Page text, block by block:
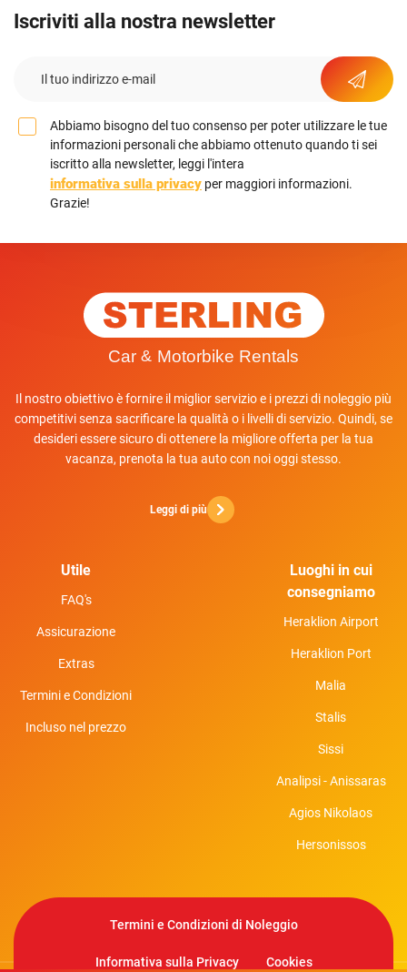
Iscriviti alla nostra newsletter
Abbiamo bisogno del tuo consenso per poter utilizzare le tue
informazioni personali che abbiamo ottenuto quando ti sei
iscritto alla newsletter, leggi l'intera
informativa sulla privacy per maggiori informazioni.
Grazie!
Il nostro obiettivo è fornire il miglior servizio e i prezzi di noleggio più
competitivi senza sacrificare la qualità o i livelli di servizio. Quindi, se
desideri essere sicuro di ottenere la migliore offerta per la tua
vacanza, prenota la tua auto con noi oggi stesso.
Leggi di più
Utile
FAQ's
Assicurazione
Extras
Termini e Condizioni
Incluso nel prezzo
Luoghi in cui
consegniamo
Heraklion Airport
Heraklion Port
Malia
Stalis
Sissi
Analipsi - Anissaras
Agios Nikolaos
Hersonissos
Termini e Condizioni di Noleggio
Informativa sulla Privacy Cookies